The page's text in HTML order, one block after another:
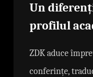
Un
profilul
ZDK aduce
conferințe,